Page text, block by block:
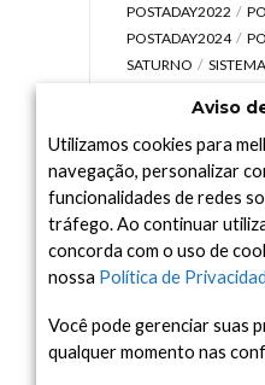
POSTADAY2022
POSTADAY2024
SATURNO
UNIVERSO
VÍDEO
Arquivo
Arquivo
Aviso
Utilizamos cookies para
navegação, personalizar
funcionalidades de redes
tráfego. Ao continuar
concorda com o uso de
nossa Política de
Você pode gerenciar suas
qualquer momento nas